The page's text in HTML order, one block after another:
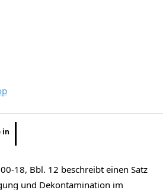
in
18, Bbl. 12 beschreibt einen Satz
und Dekontamination im